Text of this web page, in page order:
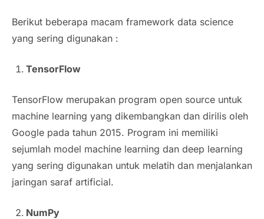
Berikut beberapa macam framework data science
yang sering digunakan :
TensorFlow
TensorFlow merupakan program open source untuk
machine learning yang dikembangkan dan dirilis oleh
Google pada tahun 2015. Program ini memiliki
sejumlah model machine learning dan deep learning
yang sering digunakan untuk melatih dan menjalankan
jaringan saraf artificial.
NumPy